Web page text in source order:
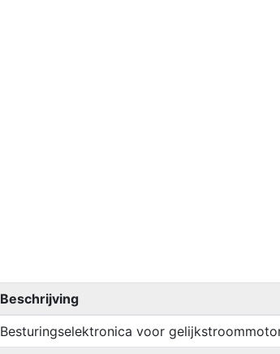
Beschrijving
Besturingselektronica voor